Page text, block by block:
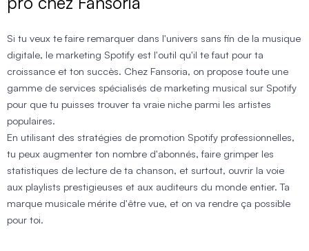
Si tu veux te faire remarquer dans l'univers sans fin de la musique
digitale, le marketing Spotify est l'outil qu'il te faut pour ta
croissance et ton succès. Chez Fansoria, on propose toute une
gamme de services spécialisés de marketing musical sur Spotify
pour que tu puisses trouver ta vraie niche parmi les artistes
populaires.
En utilisant des stratégies de promotion Spotify professionnelles,
tu peux augmenter ton nombre d'abonnés, faire grimper les
statistiques de lecture de ta chanson, et surtout, ouvrir la voie
aux playlists prestigieuses et aux auditeurs du monde entier. Ta
marque musicale mérite d'être vue, et on va rendre ça possible
pour toi.